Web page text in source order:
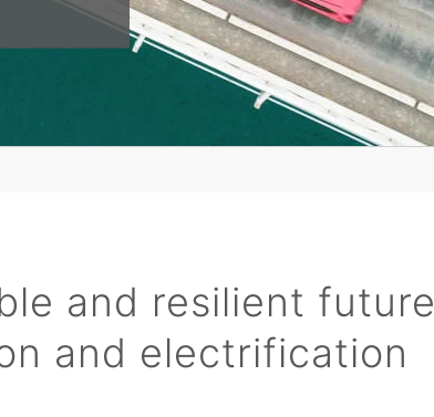
and resilient future
and electrification